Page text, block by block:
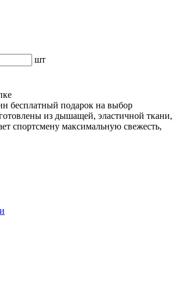
шт
бесплатный подарок на выбор
из дышащей, эластичной ткани,
спортсмену максимальную свежесть,